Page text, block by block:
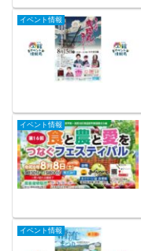
イベント情報
イベント情報
イベント情報